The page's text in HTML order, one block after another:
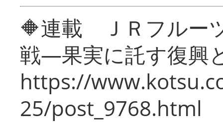
🔶連載 ＪＲフルー
戦―果実に託す復興
https://
25/post_9768.html